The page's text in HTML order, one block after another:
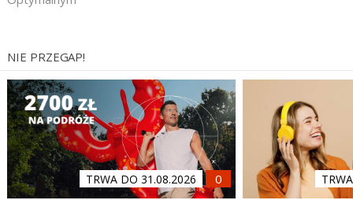
NIE PRZEGAP!
TRWA DO 31.08.2026